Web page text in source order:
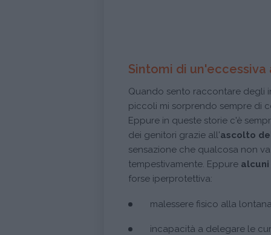
Sintomi di un'eccessiva
Quando sento raccontare degli
piccoli mi sorprendo sempre di
Eppure in queste storie c'è
dei genitori grazie all'ascolto
sensazione che qualcosa non
tempestivamente. Eppure alcuni
forse iperprotettiva:
malessere fisico alla
incapacità a delegare le